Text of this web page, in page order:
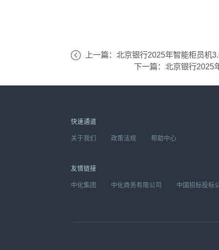
上一篇：北京银行2025年智能柜员机
下一篇：北京银行2025
快速通道
关于我们 政策法规 帮助中心
友情链接
中化集团 中化商务有限公司 中国招标投标